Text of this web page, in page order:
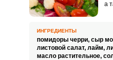
а
с
ИНГРЕДИЕНТЫ
помидоры черри, сыр
листовой салат, лайм,
масло растительное,